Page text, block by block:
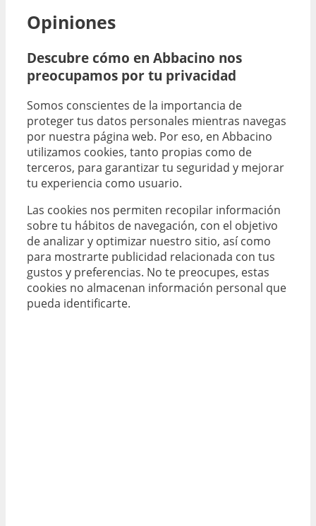
Opiniones
Descubre cómo en Abbacino nos
preocupamos por tu privacidad
Somos conscientes de la importancia de
proteger tus datos personales mientras navegas
por nuestra página web. Por eso, en Abbacino
utilizamos cookies, tanto propias como de
terceros, para garantizar tu seguridad y mejorar
tu experiencia como usuario.
Las cookies nos permiten recopilar información
sobre tu hábitos de navegación, con el objetivo
de analizar y optimizar nuestro sitio, así como
para mostrarte publicidad relacionada con tus
gustos y preferencias. No te preocupes, estas
cookies no almacenan información personal que
pueda identificarte.